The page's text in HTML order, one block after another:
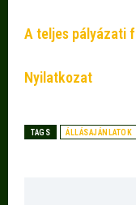
A teljes pályázati
Nyilatkozat
TAGS ÁLLÁSAJÁNLATOK